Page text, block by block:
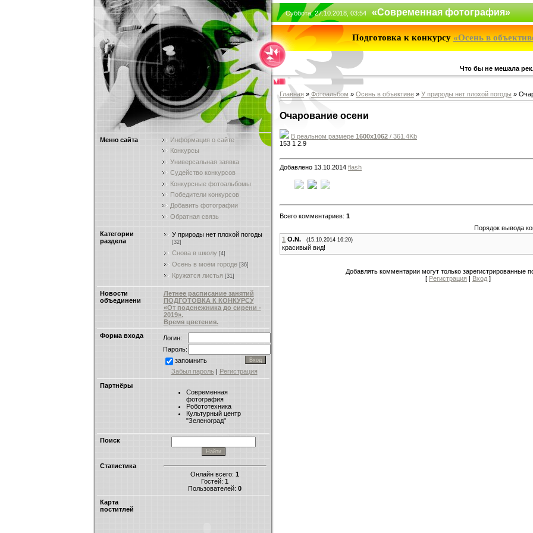
Меню сайта
Информация о сайте
Конкурсы
Универсальная заявка
Судейство конкурсов
Конкурсные фотоальбомы
Победители конкурсов
Добавить фотографии
Обратная связь
Категории
раздела
У природы нет плохой погоды
[32]
Снова в школу [4]
Осень в моём городе [36]
Кружатся листья [31]
Новости
объединени
Летнее расписание занятий
ПОДГОТОВКА К КОНКУРСУ
«От подснежника до сирени -
2019».
Время цветения.
Форма входа
Логин:
Пароль:
запомнить
Забыл пароль | Регистрация
Партнёры
Современная
фотография
Робототехника
Культурный центр
"Зеленоград"
Поиск
Статистика
Онлайн всего: 1
Гостей: 1
Пользователей: 0
Карта
поститлей
Суббота, 27.10.2018, 03:54«Современная фотография»
Подготовка к конкурсу«Осень в
Что бы не мешала
Главная » Фотоальбом » Осень в объективе » У природы нет плохой погоды »
Очарование осени
В реальном размере 1600x1062 / 361.4Kb
153 1 2.9
Добавлено 13.10.2014 flash
Всего комментариев: 1
Порядок вывода
1 O.N. (15.10.2014 16:20)
красивый вид!
Добавлять комментарии могут только зарегистрированные
[ Регистрация | Вход ]